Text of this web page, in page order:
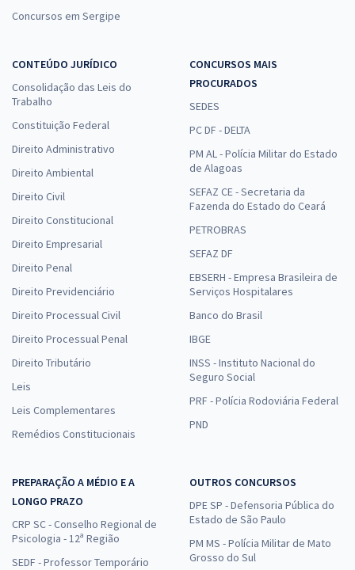
Concursos em Sergipe
CONTEÚDO JURÍDICO
Consolidação das Leis do
Trabalho
Constituição Federal
Direito Administrativo
Direito Ambiental
Direito Civil
Direito Constitucional
Direito Empresarial
Direito Penal
Direito Previdenciário
Direito Processual Civil
Direito Processual Penal
Direito Tributário
Leis
Leis Complementares
Remédios Constitucionais
CONCURSOS MAIS
PROCURADOS
SEDES
PC DF - DELTA
PM AL - Polícia Militar do Estado
de Alagoas
SEFAZ CE - Secretaria da
Fazenda do Estado do Ceará
PETROBRAS
SEFAZ DF
EBSERH - Empresa Brasileira de
Serviços Hospitalares
Banco do Brasil
IBGE
INSS - Instituto Nacional do
Seguro Social
PRF - Polícia Rodoviária Federal
PND
PREPARAÇÃO A MÉDIO E A
LONGO PRAZO
CRP SC - Conselho Regional de
Psicologia - 12ª Região
SEDF - Professor Temporário
OUTROS CONCURSOS
DPE SP - Defensoria Pública do
Estado de São Paulo
PM MS - Polícia Militar de Mato
Grosso do Sul